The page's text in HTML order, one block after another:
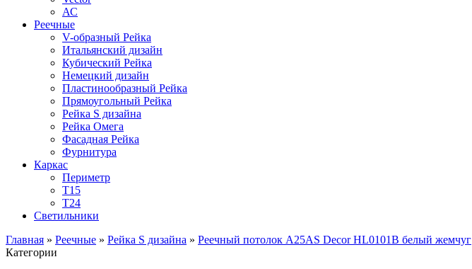
АС
Реечные
V-образный Рейка
Итальянский дизайн
Кубический Рейка
Немецкий дизайн
Пластинообразный Рейка
Прямоугольный Рейка
Рейка S дизайна
Рейка Омега
Фасадная Рейка
Фурнитура
Каркас
Периметр
Т15
Т24
Светильники
Главная » Реечные » Рейка S дизайна » Реечный потолок A25AS Decor HL0101В белый жемчуг
Категории